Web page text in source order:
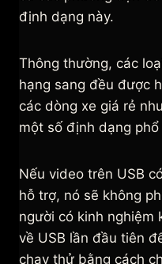
định dạng này.
Thông thường, các
hạng sang đều được
các dòng xe giá rẻ
một số định dạng phổ
Nếu video trên USB
hỗ trợ, nó sẽ không
người có kinh nghiệm
về USB lần đầu tiên
chạy thử bằng cách